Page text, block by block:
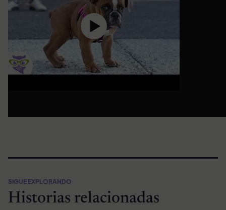
SIGUE EXPLORANDO
Historias relacionadas